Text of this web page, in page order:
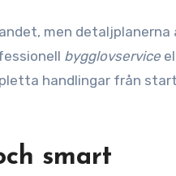
men detaljplanerna
bygglovservice
handlingar från start
smart